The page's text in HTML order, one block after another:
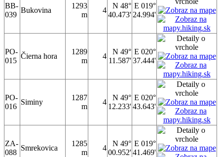
BB-
039
Bukovina
1293
m
4
N 48°
40.473'
E 019°
24.994'
PO-
015
Čierna hora
1289
m
4
N 49°
11.587'
E 020°
37.444'
PO-
016
Siminy
1287
m
4
N 49°
12.233'
E 020°
43.643'
ZA-
088
Smrekovica
1285
m
4
N 49°
00.952'
E 019°
41.469'